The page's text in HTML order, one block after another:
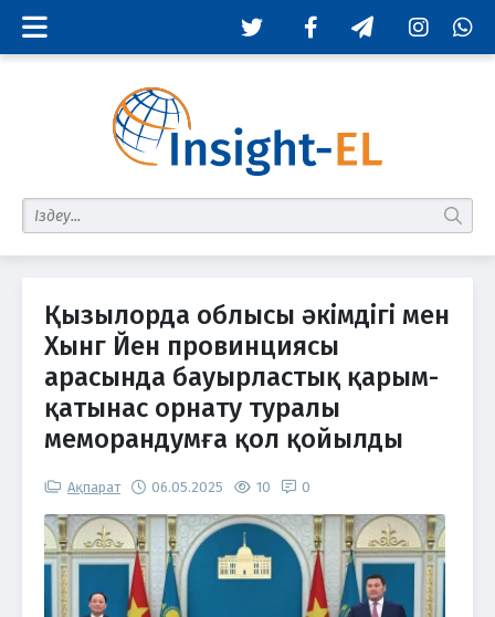
TwitterFacebookTelegramInstagram
табу
Қызылорда облысы әкімдігі мен
Хынг Йен провинциясы
арасында бауырластық қарым-
қатынас орнату туралы
меморандумға қол қойылды
Ақпарат 06.05.2025 10 0